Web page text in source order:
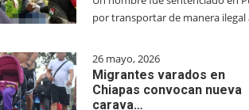
por transportar de manera ilegal
26 mayo, 2026
Migrantes varados en
Chiapas convocan nueva
carava…